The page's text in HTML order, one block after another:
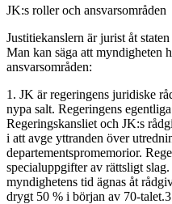
JK:s roller och ansvarsområden
Justitiekanslern är jurist åt
Man kan säga att myndigheten
ansvarsområden:
1. JK är regeringens juridiske
nypa salt. Regeringens
Regeringskansliet och JK:s
i att avge yttranden över
departementspromemorior.
specialuppgifter av rättsligt
myndighetens tid ägnas åt
drygt 50 % i början av 70-talet.3